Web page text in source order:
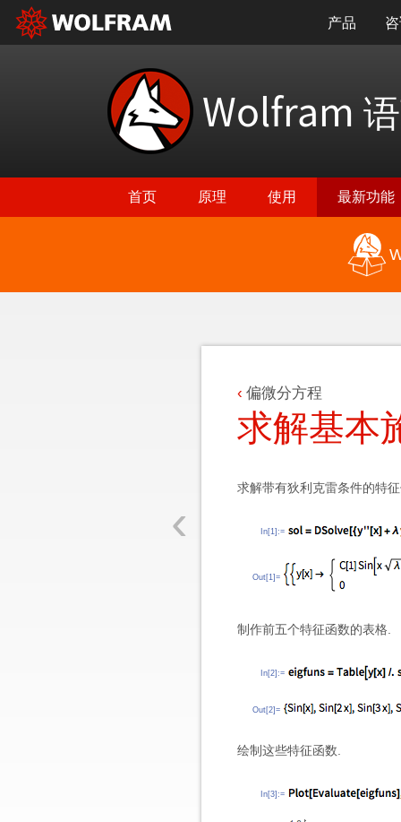
产品
Wolfram
首页 原理 使用 最新功能
‹
偏微分方程
求解基本
求解带有狄利克雷条件的特
In[1]:=
Out[1]=
制作前五个特征函数的表格.
In[2]:=
Out[2]=
绘制这些特征函数.
In[3]:=